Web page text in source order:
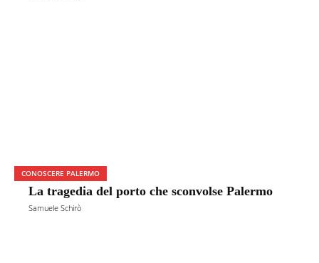
CONOSCERE PALERMO
La tragedia del porto che sconvolse Palermo
Samuele Schirò